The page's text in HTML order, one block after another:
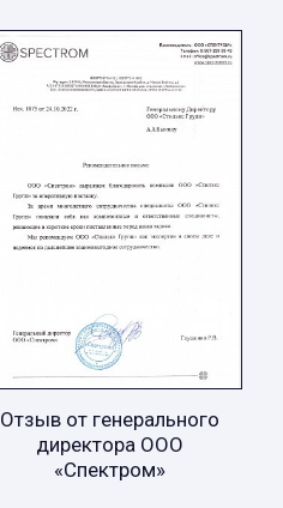
Отзыв от генерального
директора ООО
«Спектром»